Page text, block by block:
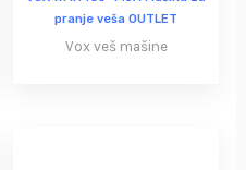
pranje veša OUTLET
Vox veš mašine